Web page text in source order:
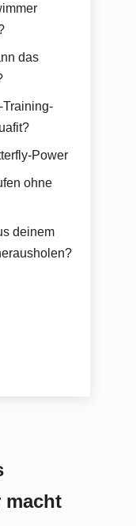
das
Training-
Power
ohne
deinem
macht